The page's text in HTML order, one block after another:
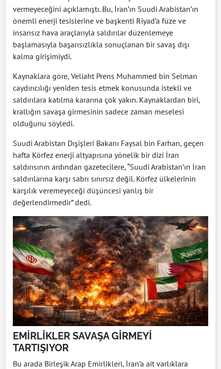
vermeyeceğini açıklamıştı. Bu, İran’ın Suudi Arabistan’ın
önemli enerji tesislerine ve başkenti Riyad’a füze ve
insansız hava araçlarıyla saldırılar düzenlemeye
başlamasıyla başarısızlıkla sonuçlanan bir savaş dışı
kalma girişimiydi.
Kaynaklara göre, Veliaht Prens Muhammed bin Selman
caydırıcılığı yeniden tesis etmek konusunda istekli ve
saldırılara katılma kararına çok yakın. Kaynaklardan biri,
krallığın savaşa girmesinin sadece zaman meselesi
olduğunu söyledi.
Suudi Arabistan Dışişleri Bakanı Faysal bin Farhan, geçen
hafta Körfez enerji altyapısına yönelik bir dizi İran
saldırısının ardından gazetecilere, “Suudi Arabistan’ın İran
saldırılarına karşı sabrı sınırsız değil. Körfez ülkelerinin
karşılık veremeyeceği düşüncesi yanlış bir
değerlendirmedir” dedi.
EMİRLİKLER SAVAŞA GİRMEYİ
TARTIŞIYOR
Bu arada Birleşik Arap Emirlikleri, İran’a ait varlıklara